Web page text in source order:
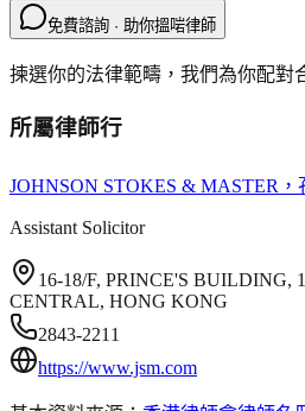
免費諮詢 · 助你搵啱律師
揀選你的法律範疇，我們為你配對
所屬律師行
JOHNSON STOKES & MASTER
Assistant Solicitor
16-18/F, PRINCE'S BUILDING,
CENTRAL, HONG KONG
2843-2211
https://www.jsm.com